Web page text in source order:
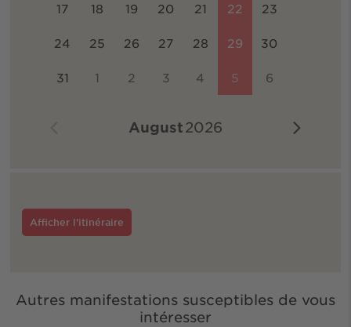
August2026
17 18 19 20 21 22 23
24 25 26 27 28 29 30
31 1 2 3 4 5 6
Afficher l'itinéraire
Autres manifestations susceptibles de vous
intéresser